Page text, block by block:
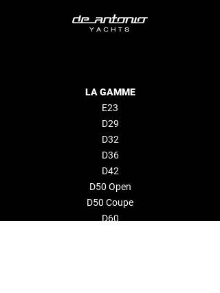
LA GAMME
E23
D29
D32
D36
D42
D50 Open
D50 Coupe
D60